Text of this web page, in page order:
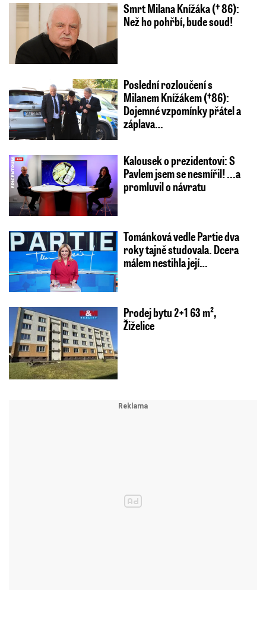
Smrt Milana Knížáka († 86):
Než ho pohřbí, bude soud!
Poslední rozloučení s
Milanem Knížákem (†86):
Dojemné vzpomínky přátel a
záplava…
Kalousek o prezidentovi: S
Pavlem jsem se nesmířil! ...a
promluvil o návratu
Tománková vedle Partie dva
roky tajně studovala. Dcera
málem nestihla její…
Prodej bytu 2+1 63 m²,
Žiželice